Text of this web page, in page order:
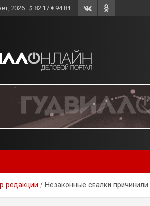
2026 $ 82.17 € 94.84
редакции Незаконные свалки